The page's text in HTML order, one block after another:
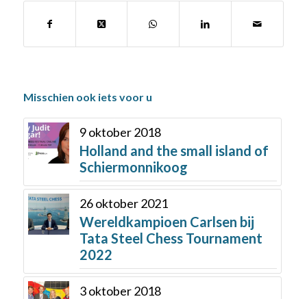
Misschien ook iets voor u
9 oktober 2018
Holland and the small island of
Schiermonnikoog
26 oktober 2021
Wereldkampioen Carlsen bij
Tata Steel Chess Tournament
2022
3 oktober 2018